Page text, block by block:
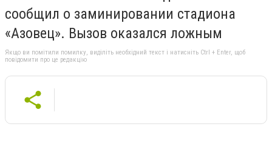
сообщил о заминировании стадиона
«Азовец». Вызов оказался ложным
Якщо ви помітили помилку, виділіть необхідний текст і натисніть Ctrl + Enter, щоб
повідомити про це редакцію